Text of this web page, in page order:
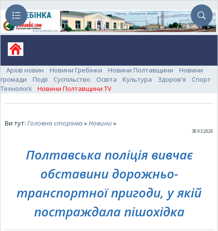
Архів новин Новини Гребінки Новини Полтавщини
Новини
громади
Події Суспільство Освіта Культура Здоров'я
Спорт
Технології
Новини Полтавщини TV
Ви тут: Головна сторінка» Новини»
30.03.2026
Полтавська поліція вивчає
обставини дорожньо-
транспортної пригоди, у якій
постраждала пішохідка